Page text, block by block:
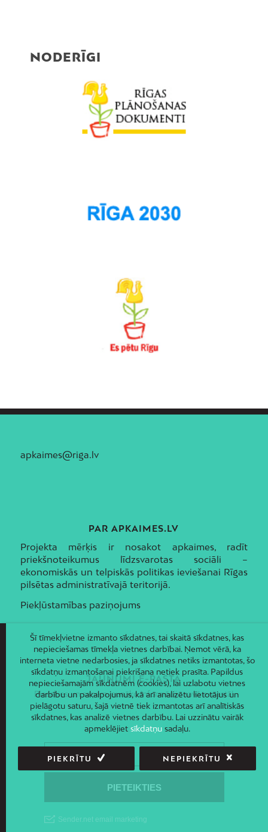
NODERĪGI
apkaimes@riga.lv
PAR APKAIMES.LV
Projekta mērķis ir nosakot apkaimes, radīt
priekšnoteikumus līdzsvarotas sociāli –
ekonomiskās un telpiskās politikas ieviešanai Rīgas
pilsētas administratīvajā teritorijā.
Piekļūstamības paziņojums
JAUNUMI E-PASTĀ
Piesakies un saņem jaunāko informāciju savā e-pastā!
Šī tīmekļvietne izmanto sīkdatnes, tai skaitā sīkdatnes, kas
nepieciešamas tīmekļa vietnes darbībai. Ņemot vērā, ka
interneta vietne nedarbosies, ja sīkdatnes netiks izmantotas, šo
sīkdatņu izmantošanai piekrišana netiek prasīta. Papildus
nepieciešamajām sīkdatnēm (cookies), lai uzlabotu vietnes
darbību un pakalpojumus, kā arī analizētu lietotājus un
pielāgotu saturu, šajā vietnē tiek izmantotas arī analītiskās
sīkdatnes, kas analizē vietnes darbību. Lai uzzinātu vairāk
apmeklējiet sīkdatņusadaļu.
PIEKRĪTU NEPIEKRĪTU